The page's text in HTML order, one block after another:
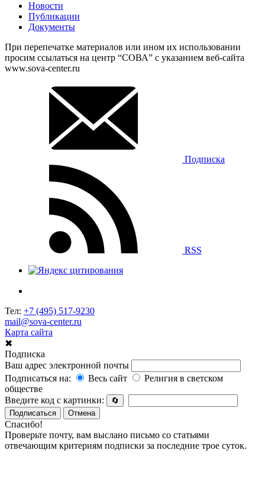
Новости
Публикации
Документы
При перепечатке материалов или ином их использовании
просим ссылаться на центр “СОВА” с указанием веб-сайта
www.sova-center.ru
Подписка
RSS
Тел: +7 (495) 517-9230
mail@sova-center.ru
Карта сайта
✖
Подписка
Ваш адрес электронной почты
Подписаться на:
Весь сайт
Религия в светском
обществе
Введите код с картинки:
🔄
Подписаться
Отмена
Спасибо!
Проверьте почту, вам выслано письмо со статьями
отвечающим критериям подписки за последние трое суток.